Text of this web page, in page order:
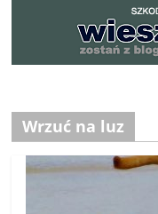
Wrzuć na luz